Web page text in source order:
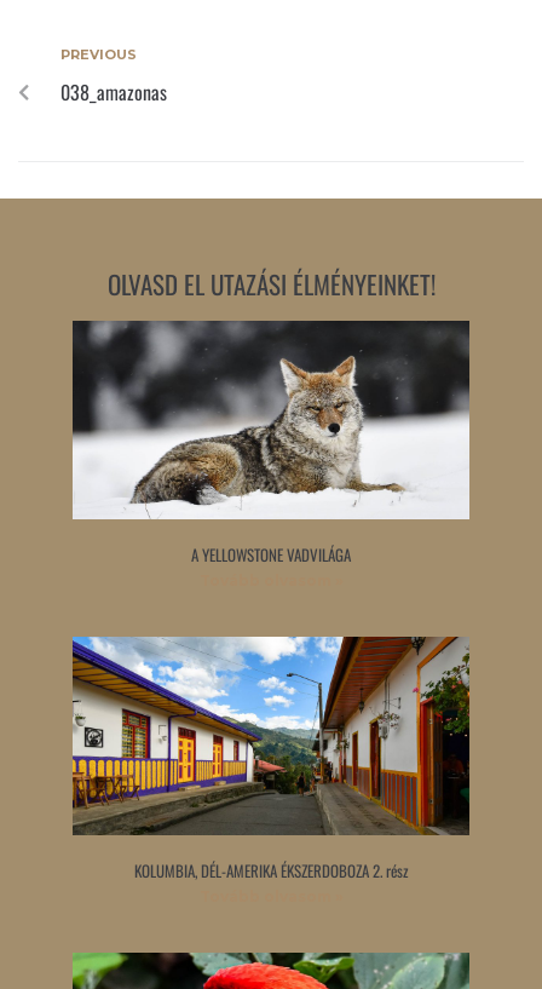
PREVIOUS
038_amazonas
OLVASD EL UTAZÁSI ÉLMÉNYEINKET!
A YELLOWSTONE VADVILÁGA
KOLUMBIA, DÉL-AMERIKA ÉKSZERDOBOZA 2. rész